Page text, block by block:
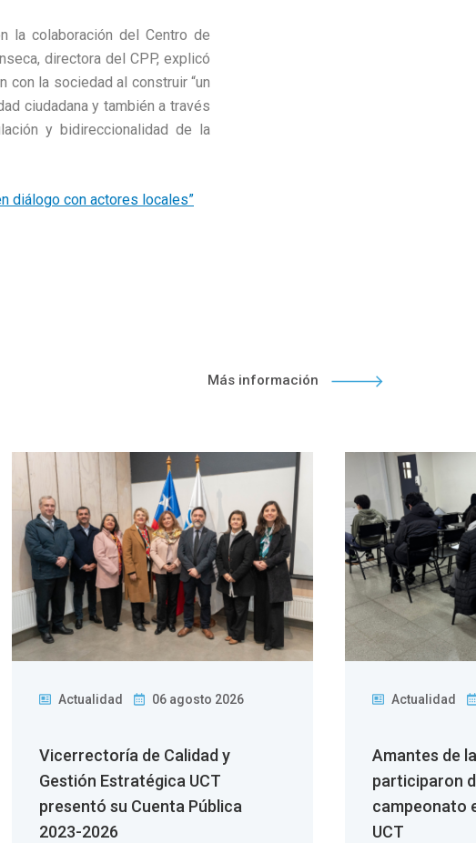
la colaboración del Centro de
directora del CPP, explicó
la sociedad al construir “un
ciudadana y también a través
y bidireccionalidad de la
Más información
Actualidad 06 agosto 2026
Vicerrectoría de Calidad y
Gestión Estratégica UCT
presentó su Cuenta Pública
2023-2026
Actualidad
Amantes de
participaron
campeonato
UCT